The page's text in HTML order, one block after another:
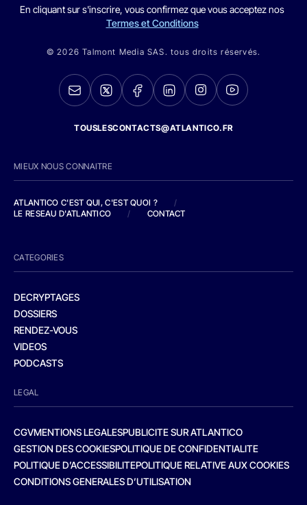
En cliquant sur s'inscrire, vous confirmez que vous acceptez nos
Termes et Conditions
© 2026 Talmont Media SAS. tous droits réservés.
TOUSLESCONTACTS@ATLANTICO.FR
MIEUX NOUS CONNAITRE
ATLANTICO C'EST QUI, C'EST QUOI ?
/
LE RESEAU D'ATLANTICO
/ CONTACT
CATEGORIES
DECRYPTAGES
DOSSIERS
RENDEZ-VOUS
VIDEOS
PODCASTS
LEGAL
CGVMENTIONS LEGALESPUBLICITE SUR ATLANTICO
GESTION DES COOKIESPOLITIQUE DE CONFIDENTIALITE
POLITIQUE D’ACCESSIBILITEPOLITIQUE RELATIVE AUX COOKIES
CONDITIONS GENERALES D’UTILISATION